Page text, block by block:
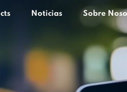
Noticias Sobre